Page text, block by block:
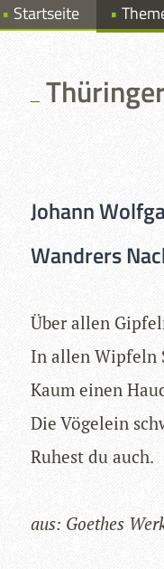
Startseite
Johann
Wandrers
Über allen
In allen Wip­feln
Kaum einen
Die Vöge­lein
Ruhest du auch.
aus: Goe­thes